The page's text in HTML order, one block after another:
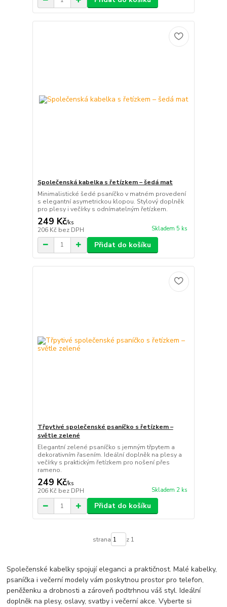
Společenská kabelka s řetízkem – šedá mat
Minimalistické šedé psaníčko v matném provedení
s elegantní asymetrickou klopou. Stylový doplněk
pro plesy i večírky s odnímatelným řetízkem.
249 Kč/ks
206 Kč bez DPH Skladem 5 ks
Přidat do košíku
Třpytivé společenské psaníčko s řetízkem –
světle zelené
Elegantní zelené psaníčko s jemným třpytem a
dekorativním řasením. Ideální doplněk na plesy a
večírky s praktickým řetízkem pro nošení přes
rameno.
249 Kč/ks
206 Kč bez DPH Skladem 2 ks
Přidat do košíku
strana z 1
Společenské kabelky spojují eleganci a praktičnost. Malé kabelky,
psaníčka i večerní modely vám poskytnou prostor pro telefon,
peněženku a drobnosti a zároveň podtrhnou váš styl. Ideální
doplněk na plesy, oslavy, svatby i večerní akce. Vyberte si